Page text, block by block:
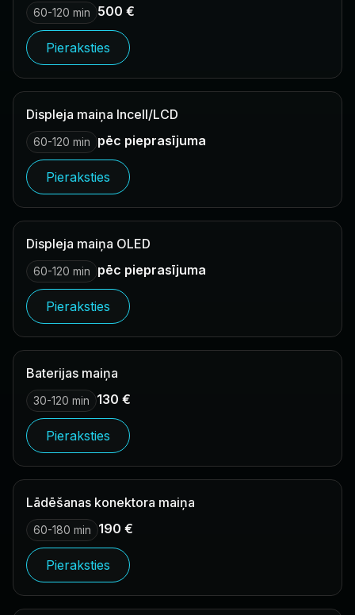
60-120 min 500 €
Pieraksties
Displeja maiņa Incell/LCD
60-120 min pēc pieprasījuma
Pieraksties
Displeja maiņa OLED
60-120 min pēc pieprasījuma
Pieraksties
Baterijas maiņa
30-120 min 130 €
Pieraksties
Lādēšanas konektora maiņa
60-180 min 190 €
Pieraksties